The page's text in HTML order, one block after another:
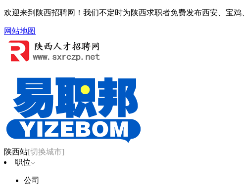
欢迎来到陕西招聘网！我们不定时为陕西求职者免费发布西安、宝
网站地图
陕西站[切换城市]
职位
公司